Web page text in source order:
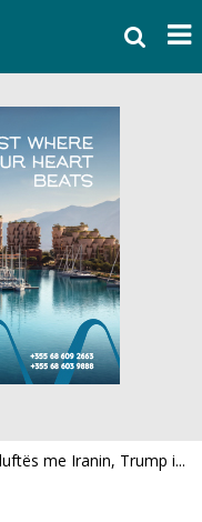
me Iranin, Trump i...
që fiton medalje ari,...